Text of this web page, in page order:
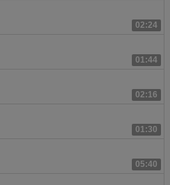
02:24
01:44
02:16
01:30
05:40